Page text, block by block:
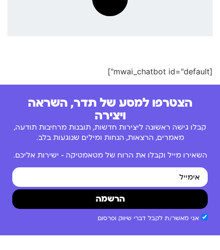
[mwai_chatbot id="default"]
הצטרפו למסע של תדר, השראה
ויצירה
קבלו גישה ראשונה ליצירות חדשות, תובנות מרחיבות תודעה,
מאמרים, הרצאות, הנחות ומילים שנוגעות בלב.
השאירו מייל וקבלו את הרוח של מטאמטיקה – ישירות אליכם.
אני מאשר/ת לקבל דברי שיווק ופרסום
הרשמה